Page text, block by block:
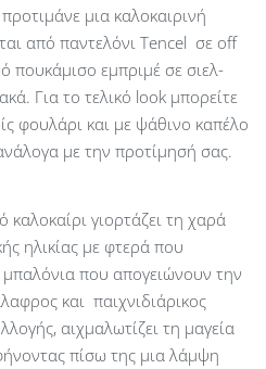
μια καλοκαιρινή
από παντελόνι Tencel σε off
εμπριμέ σε σιελ-
Για το τελικό look μπορείτε
φουλάρι και με ψάθινο καπέλο
με την προτίμησή σας.
καλοκαίρι γιορτάζει τη χαρά
ηλικίας με φτερά που
που απογειώνουν την
και παιχνιδιάρικος
αιχμαλωτίζει τη μαγεία
πίσω της μια λάμψη